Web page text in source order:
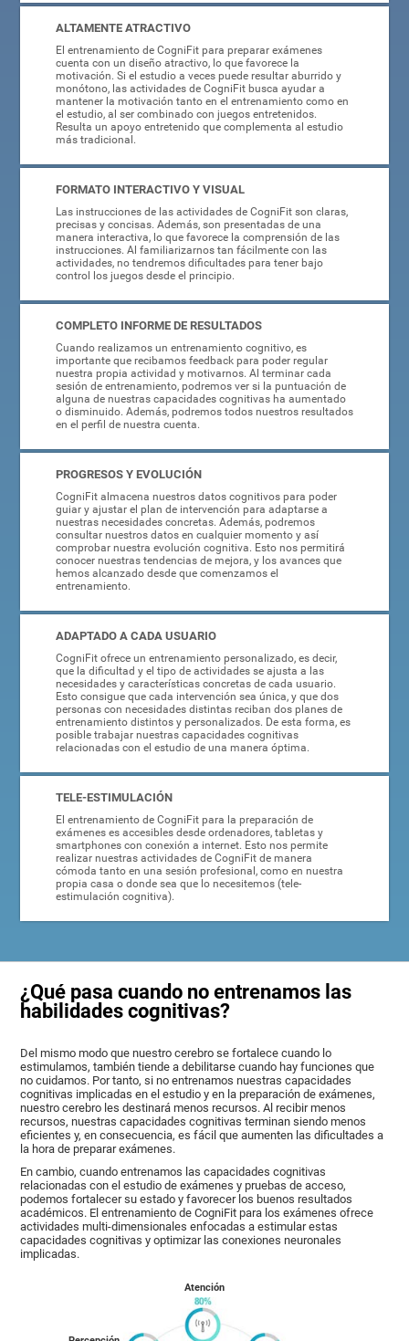
ALTAMENTE ATRACTIVO
El entrenamiento de CogniFit para preparar exámenes
cuenta con un diseño atractivo, lo que favorece la
motivación. Si el estudio a veces puede resultar aburrido y
monótono, las actividades de CogniFit busca ayudar a
mantener la motivación tanto en el entrenamiento como en
el estudio, al ser combinado con juegos entretenidos.
Resulta un apoyo entretenido que complementa al estudio
más tradicional.
FORMATO INTERACTIVO Y VISUAL
Las instrucciones de las actividades de CogniFit son claras,
precisas y concisas. Además, son presentadas de una
manera interactiva, lo que favorece la comprensión de las
instrucciones. Al familiarizarnos tan fácilmente con las
actividades, no tendremos dificultades para tener bajo
control los juegos desde el principio.
COMPLETO INFORME DE RESULTADOS
Cuando realizamos un entrenamiento cognitivo, es
importante que recibamos feedback para poder regular
nuestra propia actividad y motivarnos. Al terminar cada
sesión de entrenamiento, podremos ver si la puntuación de
alguna de nuestras capacidades cognitivas ha aumentado
o disminuido. Además, podremos todos nuestros resultados
en el perfil de nuestra cuenta.
PROGRESOS Y EVOLUCIÓN
CogniFit almacena nuestros datos cognitivos para poder
guiar y ajustar el plan de intervención para adaptarse a
nuestras necesidades concretas. Además, podremos
consultar nuestros datos en cualquier momento y así
comprobar nuestra evolución cognitiva. Esto nos permitirá
conocer nuestras tendencias de mejora, y los avances que
hemos alcanzado desde que comenzamos el
entrenamiento.
ADAPTADO A CADA USUARIO
CogniFit ofrece un entrenamiento personalizado, es decir,
que la dificultad y el tipo de actividades se ajusta a las
necesidades y características concretas de cada usuario.
Esto consigue que cada intervención sea única, y que dos
personas con necesidades distintas reciban dos planes de
entrenamiento distintos y personalizados. De esta forma, es
posible trabajar nuestras capacidades cognitivas
relacionadas con el estudio de una manera óptima.
TELE-ESTIMULACIÓN
El entrenamiento de CogniFit para la preparación de
exámenes es accesibles desde ordenadores, tabletas y
smartphones con conexión a internet. Esto nos permite
realizar nuestras actividades de CogniFit de manera
cómoda tanto en una sesión profesional, como en nuestra
propia casa o donde sea que lo necesitemos (tele-
estimulación cognitiva).
¿Qué pasa cuando no entrenamos las
habilidades cognitivas?
Del mismo modo que nuestro cerebro se fortalece cuando lo
estimulamos, también tiende a debilitarse cuando hay funciones que
no cuidamos. Por tanto, si no entrenamos nuestras capacidades
cognitivas implicadas en el estudio y en la preparación de exámenes,
nuestro cerebro les destinará menos recursos. Al recibir menos
recursos, nuestras capacidades cognitivas terminan siendo menos
eficientes y, en consecuencia, es fácil que aumenten las dificultades a
la hora de preparar exámenes.
En cambio, cuando entrenamos las capacidades cognitivas
relacionadas con el estudio de exámenes y pruebas de acceso,
podemos fortalecer su estado y favorecer los buenos resultados
académicos. El entrenamiento de CogniFit para los exámenes ofrece
actividades multi-dimensionales enfocadas a estimular estas
capacidades cognitivas y optimizar las conexiones neuronales
implicadas.
Atención